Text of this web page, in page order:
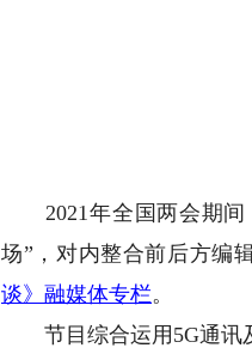
2021年全国两会期间
场”，对内整合前后方编
谈》融媒体专栏。
节目综合运用5G通讯及